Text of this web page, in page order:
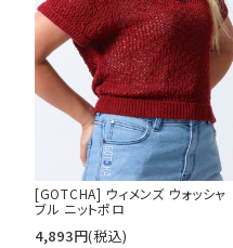
[GOTCHA] ウィメンズ ウォッシャ
ブル ニットポロ
4,893円(税込)